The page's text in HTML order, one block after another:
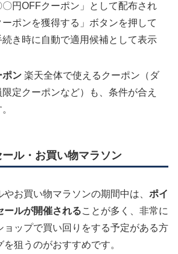
円OFFクーポン」として配布され
ポンを獲得する」ボタンを押して
き時に自動で適用候補として表示
ポン 楽天全体で使えるクーポン（ダ
定クーポンなど）も、条件が合え
ル・お買い物マラソン
お買い物マラソンの期間中は、 ポイ
ールが開催されることが多く、非常に
ョップで買い回りをする予定がある方
狙うのがおすすめです。